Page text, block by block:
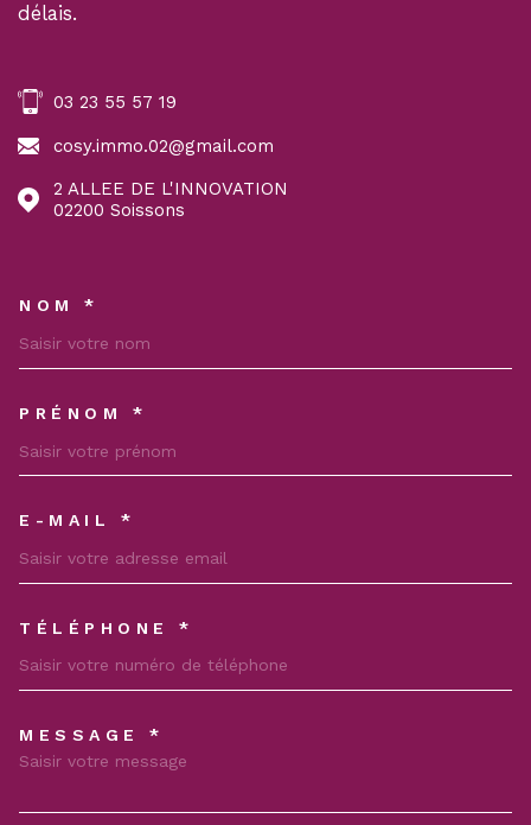
délais.
03 23 55 57 19
cosy.immo.02@gmail.com
2 ALLEE DE L'INNOVATION
02200
Soissons
NOM *
PRÉNOM *
E-MAIL *
TÉLÉPHONE *
MESSAGE *